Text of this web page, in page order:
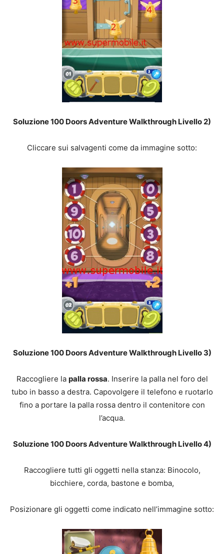
Soluzione 100 Doors Adventure Walkthrough Livello 2)
Cliccare sui salvagenti come da immagine sotto:
Soluzione 100 Doors Adventure Walkthrough Livello 3)
Raccogliere la palla rossa. Inserire la palla nel foro del
tubo in basso a destra. Capovolgere il telefono e ruotarlo
fino a portare la palla rossa dentro il contenitore con
l’acqua.
Soluzione 100 Doors Adventure Walkthrough Livello 4)
Raccogliere tutti gli oggetti nella stanza: Binocolo,
bicchiere, corda, bastone e bomba,
Posizionare gli oggetti come indicato nell’immagine sotto: